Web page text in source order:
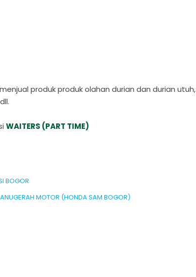
produk produk olahan durian dan durian utuh,
WAITERS (PART TIME)
BOGOR
ANUGERAH MOTOR (HONDA SAM BOGOR)